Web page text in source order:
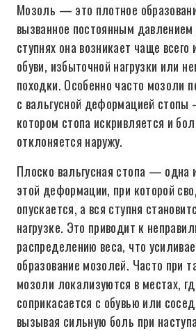
Мозоль — это плотное
вызванное постоянным
ступнях она возникает чаще всего
обуви, избыточной нагрузки или
походки. Особенно часто мозоли
с вальгусной деформацией
котором стопа искривляется и
отклоняется наружу.
Плоско вальгусная стопа — одна
этой деформации, при которой
опускается, а вся ступня
нагрузке. Это приводит к
распределению веса, что
образование мозолей. Часто при
мозоли локализуются в местах,
соприкасается с обувью или
вызывая сильную боль при